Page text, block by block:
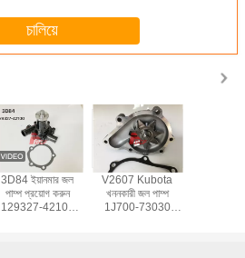
চালিয়ে
3D84 ইয়ানমার জল
পাম্প প্রয়োগ করুন
129327-42100
V2607 Kubota
খননকারী জল পাম্প
1J700-73030